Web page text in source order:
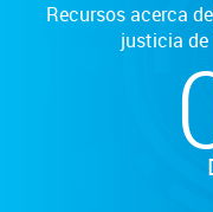
Recursos acerca
justicia de